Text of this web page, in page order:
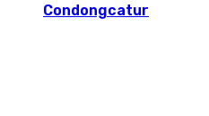
Condongcatur